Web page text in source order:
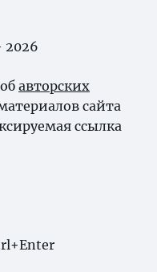
2026
авторских
сайта
ссылка